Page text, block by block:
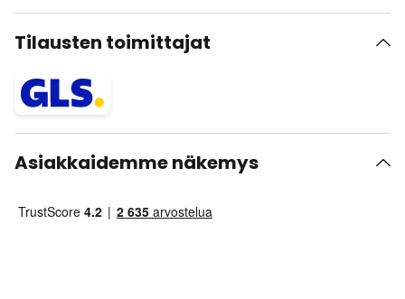
Tilausten toimittajat
Asiakkaidemme näkemys